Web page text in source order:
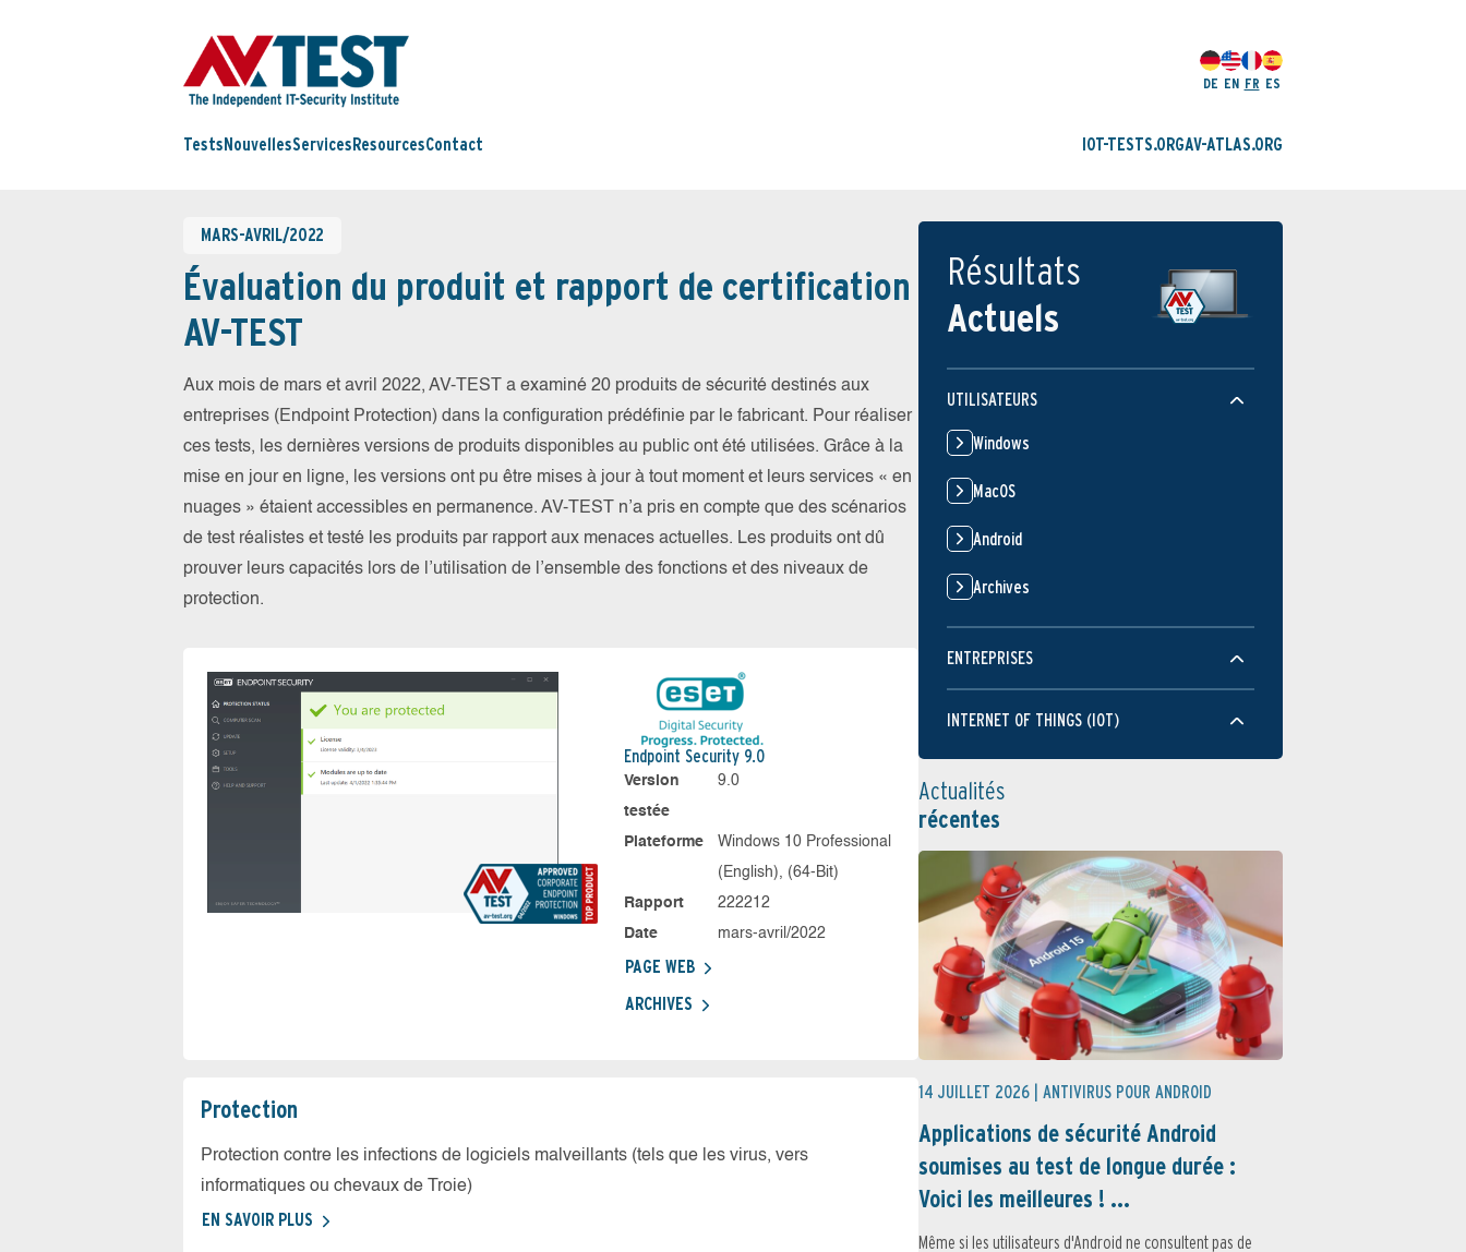
DE EN FR ES
Tests NouvellesServices ResourcesContact IOT-TESTS.ORGAV-ATLAS.ORG
MARS-AVRIL/2022
Évaluation du produit et rapport de certification
AV-TEST
Aux mois de mars et avril 2022, AV-TEST a examiné 20 produits de sécurité destinés aux
entreprises (Endpoint Protection) dans la configuration prédéfinie par le fabricant. Pour réaliser
ces tests, les dernières versions de produits disponibles au public ont été utilisées. Grâce à la
mise en jour en ligne, les versions ont pu être mises à jour à tout moment et leurs services « en
nuages » étaient accessibles en permanence. AV-TEST n’a pris en compte que des scénarios
de test réalistes et testé les produits par rapport aux menaces actuelles. Les produits ont dû
prouver leurs capacités lors de l’utilisation de l’ensemble des fonctions et des niveaux de
protection.
Endpoint Security 9.0
Version
testée
9.0
Plateforme
Windows 10 Professional
(English), (64-Bit)
Rapport
222212
Date
mars-avril/2022
PAGE WEB
ARCHIVES
Protection
Protection contre les infections de logiciels malveillants (tels que les virus, vers
informatiques ou chevaux de Troie)
EN SAVOIR PLUS
Résultats
Actuels
UTILISATEURS
Windows
MacOS
Android
Archives
ENTREPRISES
INTERNET OF THINGS (IOT)
Actualités
récentes
14 JUILLET 2026 | ANTIVIRUS POUR ANDROID
Applications de sécurité Android
soumises au test de longue durée :
Voici les meilleures ! ...
Même si les utilisateurs d'Android ne consultent pas de